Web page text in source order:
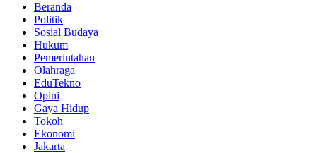
Beranda
Politik
Sosial Budaya
Hukum
Pemerintahan
Olahraga
EduTekno
Opini
Gaya Hidup
Tokoh
Ekonomi
Jakarta